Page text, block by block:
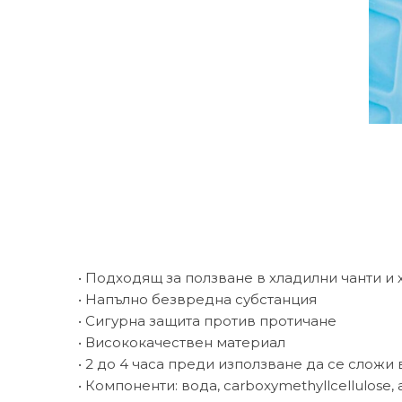
• Подходящ за ползване в хладилни чанти и
• Напълно безвредна субстанция
• Сигурна защита против протичане
• Висококачествен материал
• 2 до 4 часа преди използване да се
• Компоненти: вода, carboxymethyllcellulose,